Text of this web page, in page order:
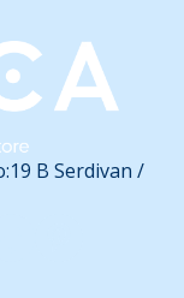
B Serdivan /